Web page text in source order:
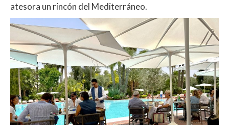
atesora un rincón del Mediterráneo.